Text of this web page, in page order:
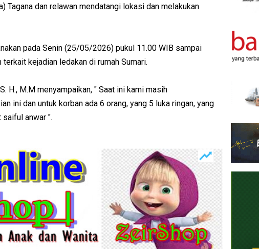
Tagana dan relawan mendatangi lokasi dan melakukan
pada Senin (25/05/2026) pukul 11.00 WIB sampai
kejadian ledakan di rumah Sumari.
H., M.M menyampaikan, " Saat ini kami masih
ini dan untuk korban ada 6 orang, yang 5 luka ringan, yang
anwar ".